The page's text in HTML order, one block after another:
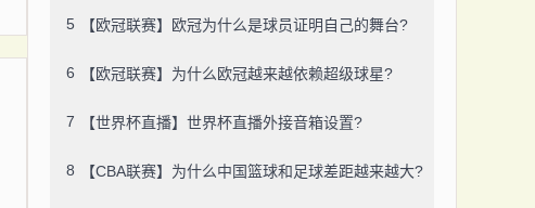
5 【欧冠联赛】欧冠为什么是球员证明自己的舞台?
6 【欧冠联赛】为什么欧冠越来越依赖超级球星?
7 【世界杯直播】世界杯直播外接音箱设置?
8 【CBA联赛】为什么中国篮球和足球差距越来越大?